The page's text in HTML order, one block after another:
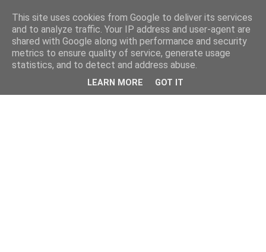
This site uses cookies from Google to deliver its services
and to analyze traffic. Your IP address and user-agent are
shared with Google along with performance and security
metrics to ensure quality of service, generate usage
statistics, and to detect and address abuse.
LEARN MORE GOT IT